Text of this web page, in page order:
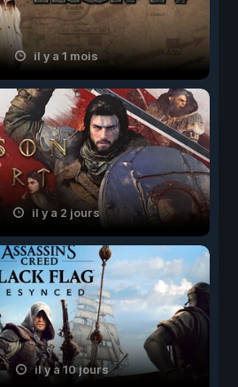
il y a 1 mois
il y a 2 jours
il y a 10 jours